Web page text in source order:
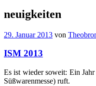
neuigkeiten
29. Januar 2013 von
ISM 2013
Es ist wieder soweit: Ein
Süßwarenmesse) ruft.